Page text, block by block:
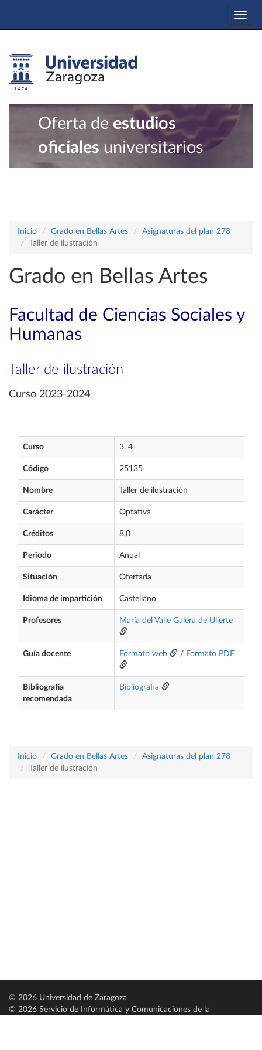
Oferta de estudios
oficiales universitarios
Inicio Grado en Bellas Artes
Asignaturas del plan 278
Taller de ilustración
Grado en Bellas Artes
Facultad de Ciencias Sociales y
Humanas
Taller de ilustración
Curso 2023-2024
Curso 3, 4
Código 25135
Nombre Taller de ilustración
Carácter Optativa
Créditos 8,0
Periodo Anual
Situación Ofertada
Idioma de impartición Castellano
Profesores María del Valle Galera de Ulierte
Guía docente Formato web / Formato PDF
Bibliografía
recomendada
Bibliografía
Inicio Grado en Bellas Artes
Asignaturas del plan 278
Taller de ilustración
© 2026 Universidad de Zaragoza
© 2026 Servicio de Informática y Comunicaciones de la